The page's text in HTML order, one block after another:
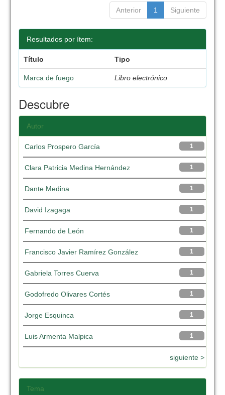
Anterior 1 Siguiente
Resultados por ítem:
Título Tipo
Marca de fuego Libro electrónico
Descubre
Autor
1
Carlos Prospero García
1
Clara Patricia Medina Hernández
1
Dante Medina
1
David Izagaga
1
Fernando de León
1
Francisco Javier Ramírez González
1
Gabriela Torres Cuerva
1
Godofredo Olivares Cortés
1
Jorge Esquinca
1
Luis Armenta Malpica
siguiente >
Tema